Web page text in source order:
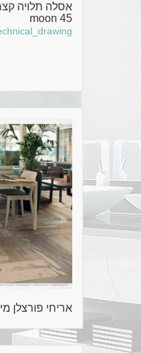
אסלה תלויה
moon 45
אריחי פורצלן